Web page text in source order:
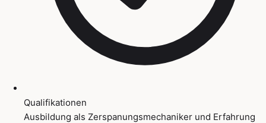
Qualifikationen
Ausbildung als Zerspanungsmechaniker und Erfahrung